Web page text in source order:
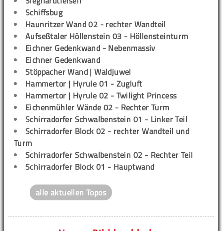
Schiffsbug
Haunritzer Wand 02 - rechter Wandteil
Aufseßtaler Höllenstein 03 - Höllensteinturm
Eichner Gedenkwand - Nebenmassiv
Eichner Gedenkwand
Stöppacher Wand | Waldjuwel
Hammertor | Hyrule 01 - Zugluft
Hammertor | Hyrule 02 - Twilight Princess
Eichenmühler Wände 02 - Rechter Turm
Schirradorfer Schwalbenstein 01 - Linker Teil
Schirradorfer Block 02 - rechter Wandteil und
Turm
Schirradorfer Schwalbenstein 02 - Rechter Teil
Schirradorfer Block 01 - Hauptwand
alle aktuellen Topos